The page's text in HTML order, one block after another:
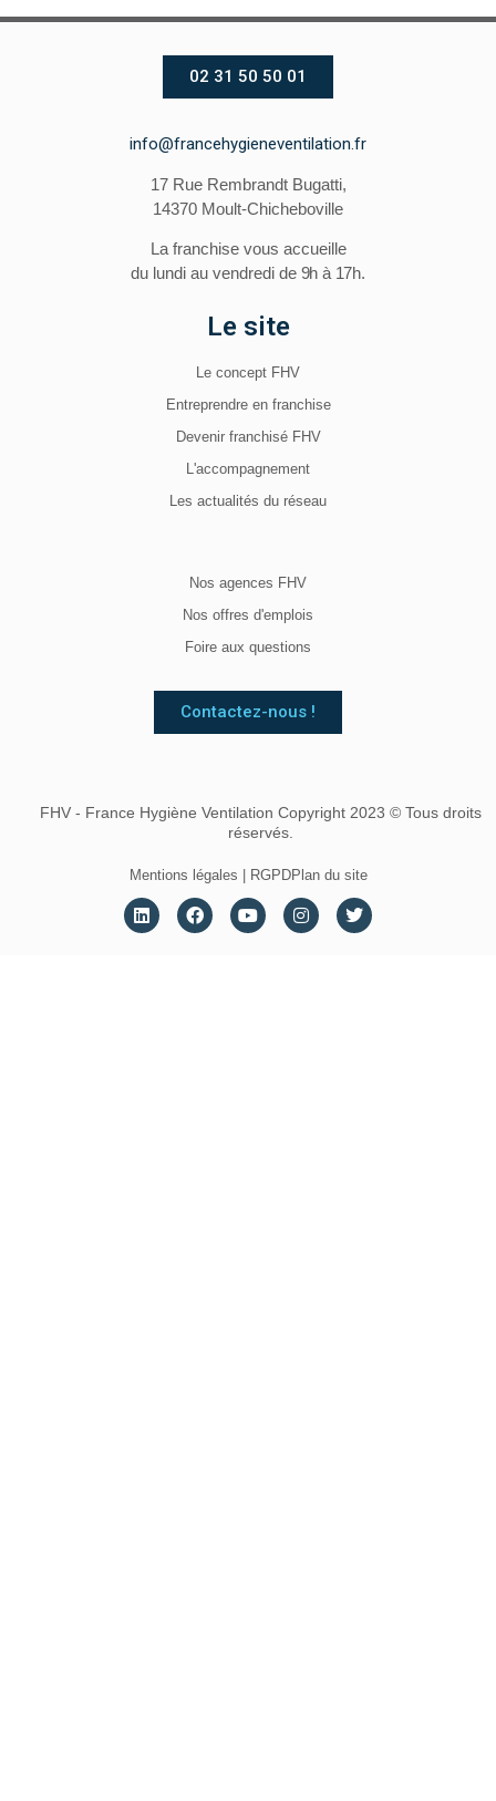
02 31 50 50 01
info@francehygieneventilation.fr
17 Rue Rembrandt Bugatti,
14370 Moult-Chicheboville
La franchise vous accueille
du lundi au vendredide 9h à 17h.
Le site
Le concept FHV
Entreprendre en franchise
Devenir franchisé FHV
L'accompagnement
Les actualités du réseau
Nos agences FHV
Nos offres d'emplois
Foire aux questions
Contactez-nous !
FHV - France Hygiène Ventilation Copyright 2023 © Tous droits
réservés.
Mentions légales | RGPDPlan du site